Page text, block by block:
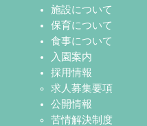
施設について
保育について
食事について
入園案内
採用情報
求人募集要項
公開情報
苦情解決制度